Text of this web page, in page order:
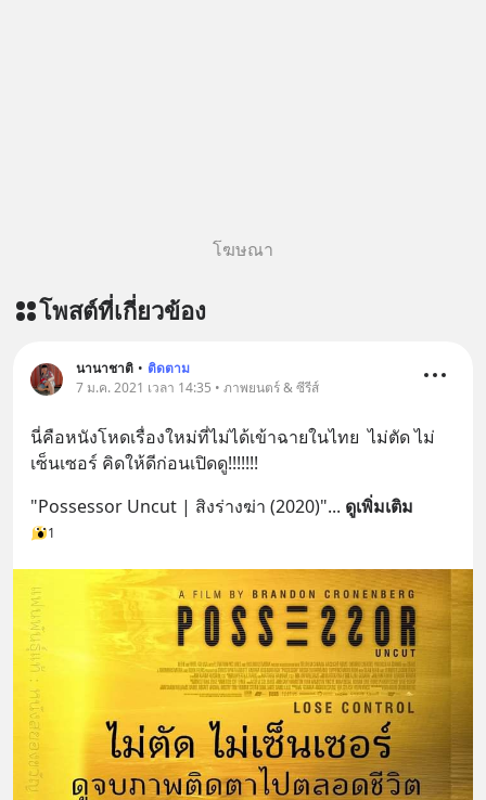
โฆษณา
โพสต์ที่เกี่ยวข้อง
นานาชาติ • ติดตาม
7 ม.ค. 2021 เวลา 14:35 • ภาพยนตร์ & ซีรีส์
นี่คือหนังโหดเรื่องใหม่ที่ไม่ได้เข้าฉายในไทย  ไม่ตัด ไม่
เซ็นเซอร์ คิดให้ดีก่อนเปิดดู!!!!!!!
"Possessor Uncut | สิงร่างฆ่า (2020)"... ดูเพิ่มเติม
1